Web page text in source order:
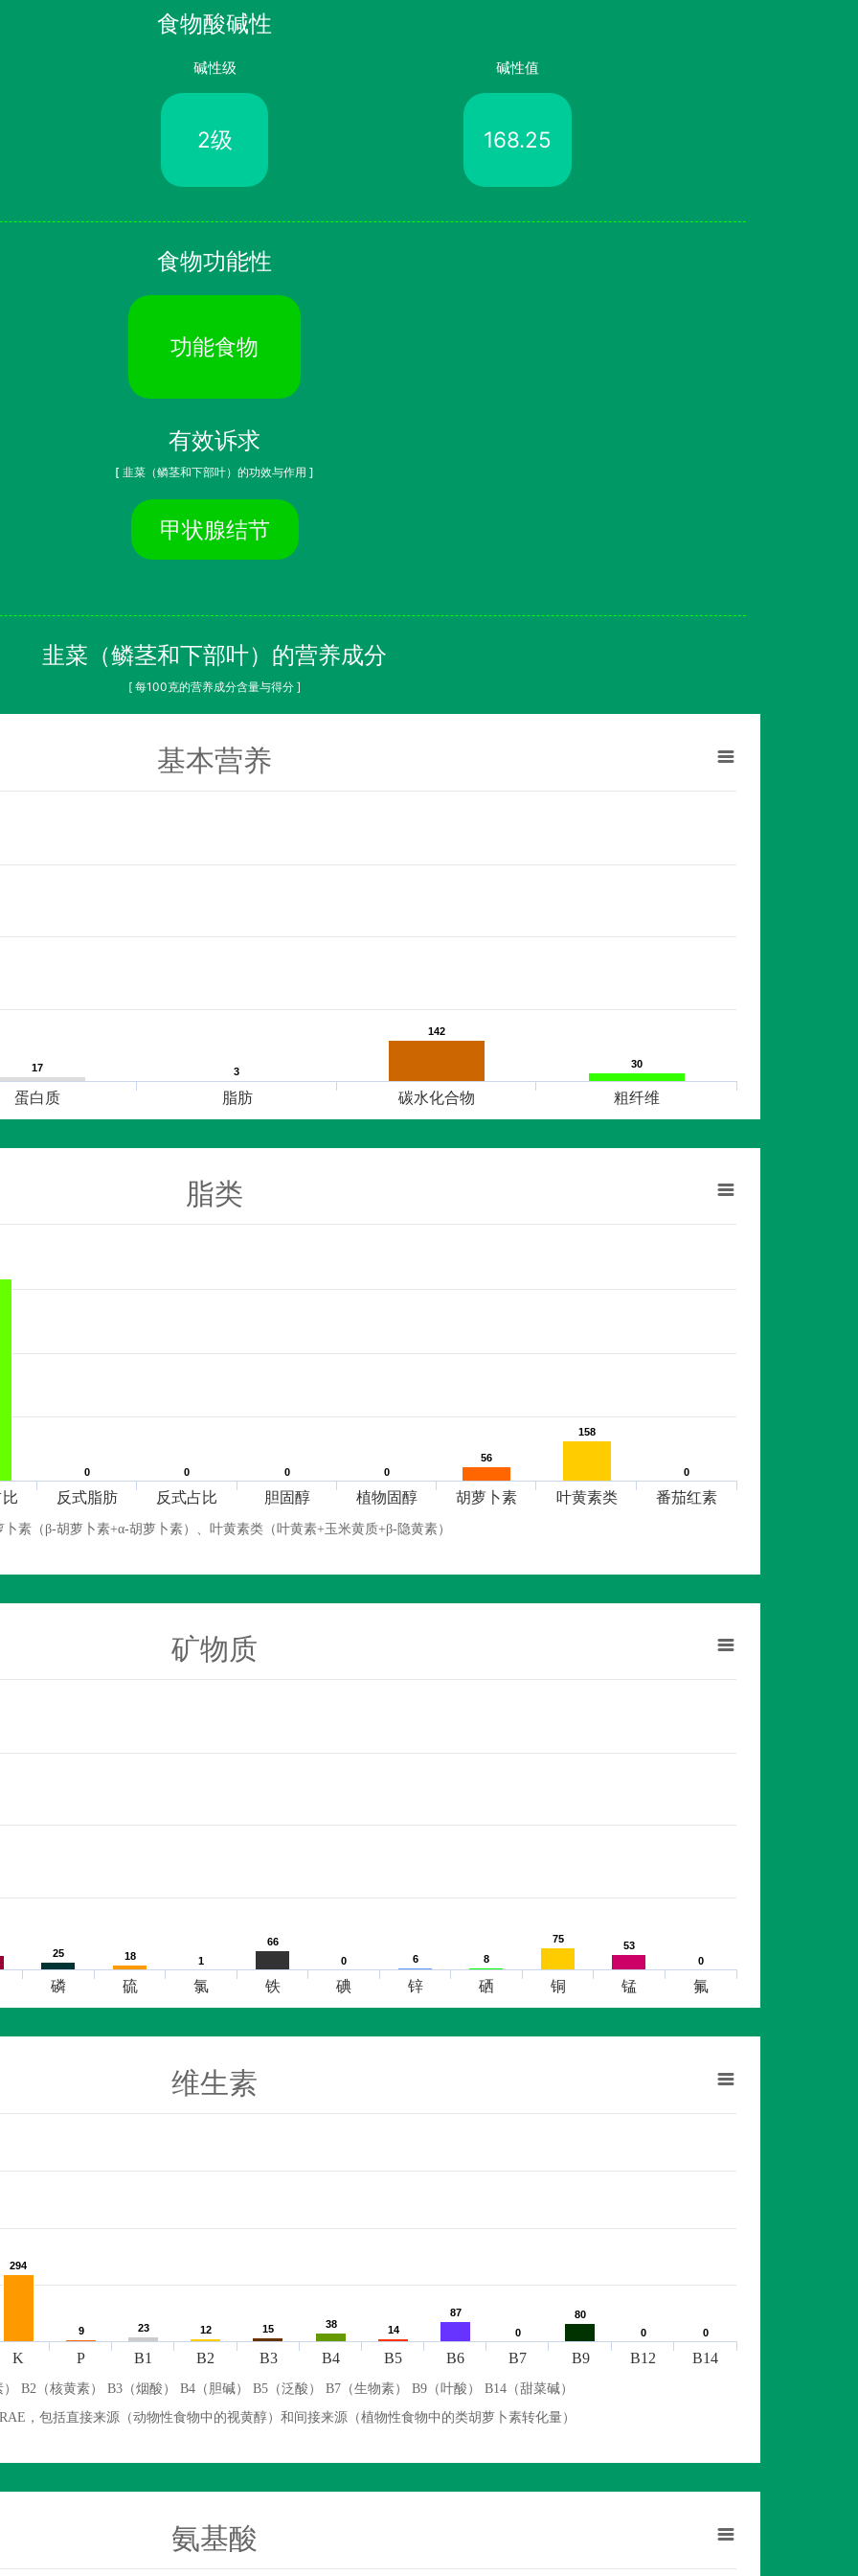
食物酸碱性
碱性级 碱性值
2级 168.25
食物功能性
功能食物
有效诉求
[ 韭菜（鳞茎和下部叶）的功效与作用 ]
甲状腺结节
韭菜（鳞茎和下部叶）的营养成分
[ 每100克的营养成分含量与得分 ]
基本营养
17
17 3
3
142
142
30
30
蛋白质 脂肪 碳水化合物 粗纤维
脂类
卜素（β-胡萝卜素+α-胡萝卜素）、叶黄素类（叶黄素+玉米黄质+β-隐黄素）
0
0 0
0 0
0 0
0
56
56
158
158
0
0
反式脂肪 反式占比 胆固醇 植物固醇 胡萝卜素 叶黄素类 番茄红素
矿物质
25
25 18
18 1
1
66
66
0
0 6
6 8
8
75
75
53
53
0
0
磷 硫 氯 铁 碘 锌 硒 铜 锰 氟
维生素
294
294
9
9 23
23 12
12 15
15 38
38 14
14
87
87
0
0
80
80
0
0 0
0
K P B1 B2 B3 B4 B5 B6 B7 B9 B12 B14
B2（核黄素） B3（烟酸） B4（胆碱） B5（泛酸） B7（生物素） B9（叶酸） B14（甜菜碱）
，包括直接来源（动物性食物中的视黄醇）和间接来源（植物性食物中的类胡萝卜素转化量）
氨基酸